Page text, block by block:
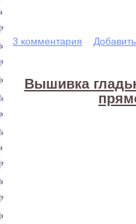
3 комментария
Вышивка